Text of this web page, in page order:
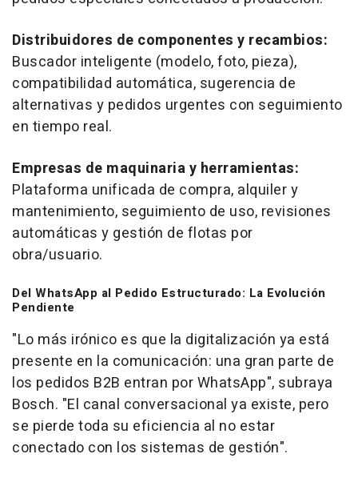
Distribuidores de componentes y recambios:
Buscador inteligente (modelo, foto, pieza),
compatibilidad automática, sugerencia de
alternativas y pedidos urgentes con seguimiento
en tiempo real.
Empresas de maquinaria y herramientas:
Plataforma unificada de compra, alquiler y
mantenimiento, seguimiento de uso, revisiones
automáticas y gestión de flotas por
obra/usuario.
Del WhatsApp al Pedido Estructurado: La Evolución
Pendiente
"Lo más irónico es que la digitalización ya está
presente en la comunicación: una gran parte de
los pedidos B2B entran por WhatsApp", subraya
Bosch. "El canal conversacional ya existe, pero
se pierde toda su eficiencia al no estar
conectado con los sistemas de gestión".